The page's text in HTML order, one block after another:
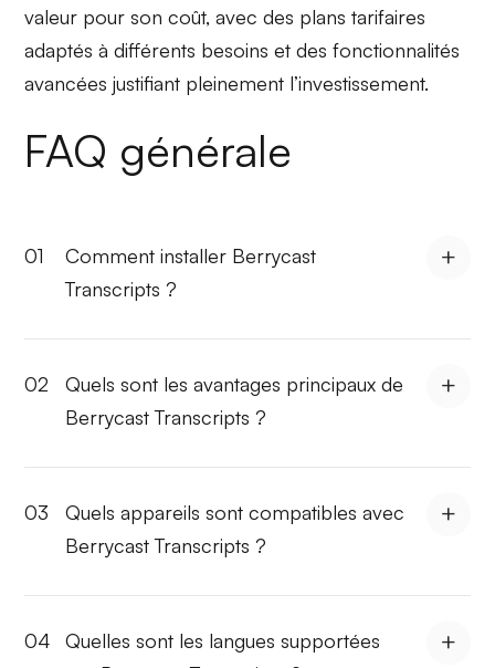
valeur pour son coût, avec des plans tarifaires
adaptés à différents besoins et des fonctionnalités
avancées justifiant pleinement l’investissement.
FAQ générale
01
Comment installer Berrycast
Transcripts ?
02
Quels sont les avantages principaux de
Berrycast Transcripts ?
03
Quels appareils sont compatibles avec
Berrycast Transcripts ?
04
Quelles sont les langues supportées